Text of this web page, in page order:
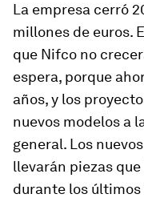
La empresa cerró
millones de euros.
que Nifco no
espera, porque
años, y los
nuevos modelos a
general. Los
llevarán piezas
durante los últimos